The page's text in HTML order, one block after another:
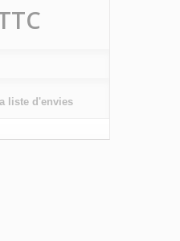
liste d'envies